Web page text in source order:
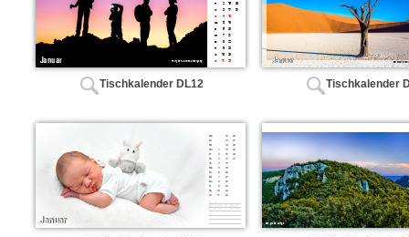
Tischkalender DL12 Tischkalender